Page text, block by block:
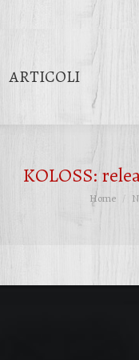
ARTICOLI
KOLOSS:
Tu sei
Home